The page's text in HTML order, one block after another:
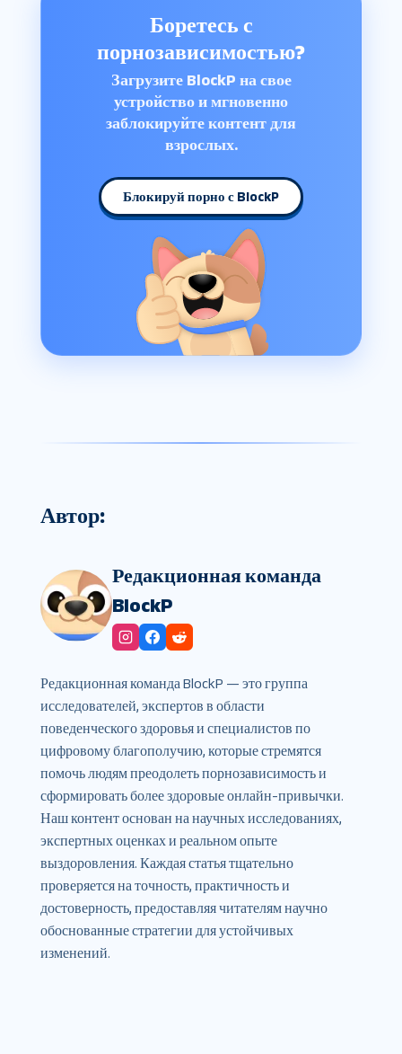
Боретесь с
порнозависимостью?
Загрузите BlockP на свое
устройство и мгновенно
заблокируйте контент для
взрослых.
Блокируй порно с BlockP
Автор:
Редакционная команда
BlockP
Редакционная команда BlockP — это группа
исследователей, экспертов в области
поведенческого здоровья и специалистов по
цифровому благополучию, которые стремятся
помочь людям преодолеть порнозависимость и
сформировать более здоровые онлайн-привычки.
Наш контент основан на научных исследованиях,
экспертных оценках и реальном опыте
выздоровления. Каждая статья тщательно
проверяется на точность, практичность и
достоверность, предоставляя читателям научно
обоснованные стратегии для устойчивых
изменений.